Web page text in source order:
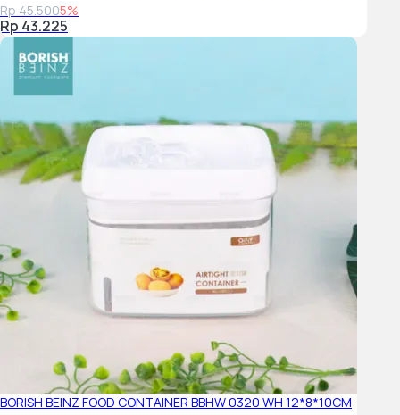
Rp 45.5005%
Rp 43.225
BORISH BEINZ FOOD CONTAINER BBHW 0320 WH 12*8*10CM